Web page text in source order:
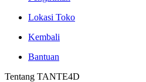
Lokasi Toko
Kembali
Bantuan
Tentang TANTE4D